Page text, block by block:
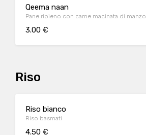
Qeema naan
Pane ripieno con carne macinata di manzo
3.00 €
Riso
Riso bianco
Riso basmati
4.50 €